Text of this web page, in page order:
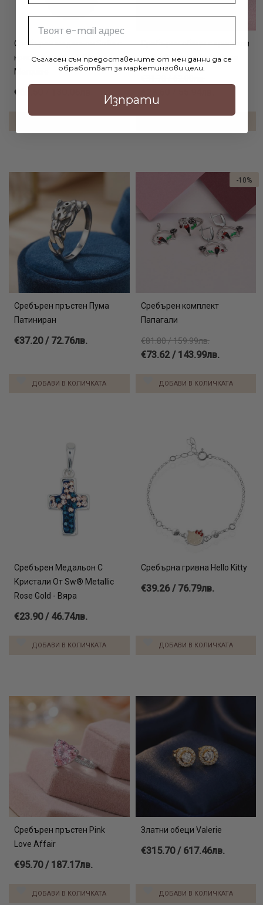
Сребърен медальон Sofia с
кристали от Sw® Black
Marquise
€66.50 / 130.06лв.
Сребърни обеци с кристали
от Sw® Annisa Light Rose
Сребърен пръстен Пума
Патиниран
€37.20 / 72.76лв.
ДОБАВИ В КОЛИЧКАТА
Сребърен комплект
Папагали
€81.80 / 159.99лв.
€73.62 / 143.99лв.
ДОБАВИ В КОЛИЧКАТА
-10%
Сребърен Медальон С
Кристали От Sw® Metallic
Rose Gold - Вяра
€23.90 / 46.74лв.
ДОБАВИ В КОЛИЧКАТА
Сребърна гривна Hello Kitty
€39.26 / 76.79лв.
ДОБАВИ В КОЛИЧКАТА
Сребърен пръстен Pink
Love Affair
€95.70 / 187.17лв.
ДОБАВИ В КОЛИЧКАТА
Златни обеци Valerie
€315.70 / 617.46лв.
ДОБАВИ В КОЛИЧКАТА
Съгласен съм предоставените от мен данни да се
обработват за маркетингови цели.
Изпрати